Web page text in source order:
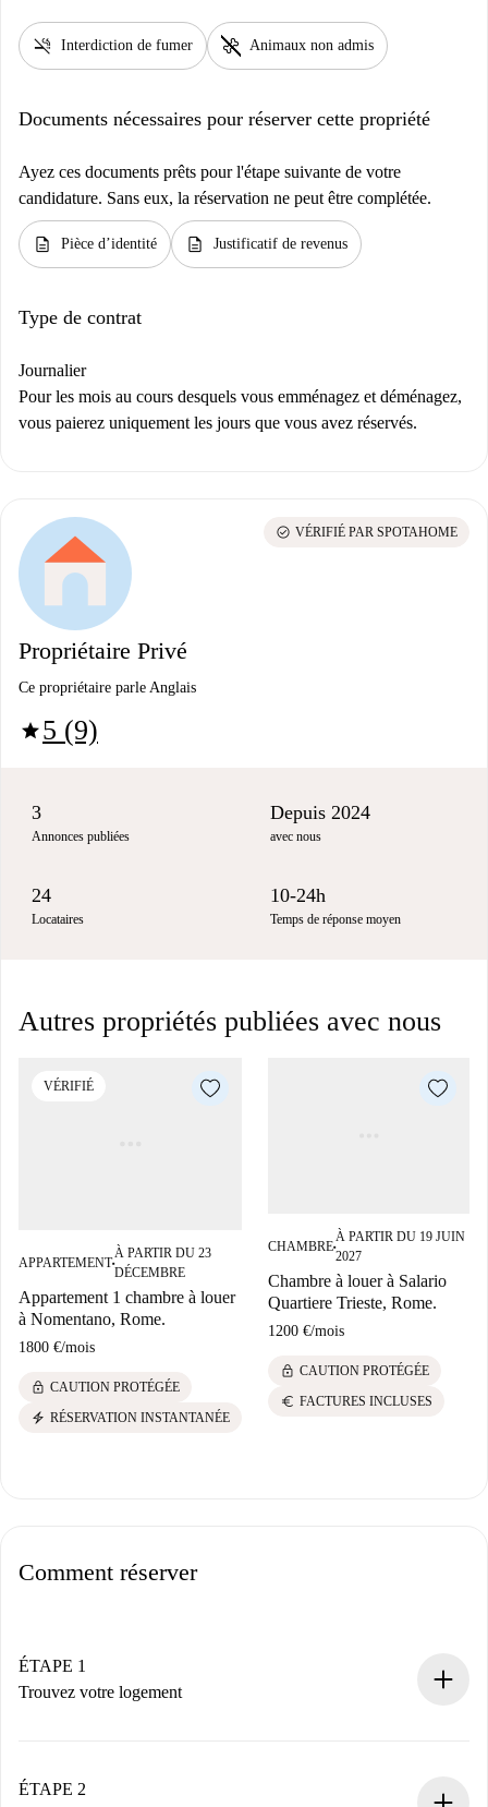
smoke_free Interdiction de fumer pet_supplies Animaux non admis
Documents nécessaires pour réserver cette propriété
Ayez ces documents prêts pour l'étape suivante de votre
candidature. Sans eux, la réservation ne peut être complétée.
description Pièce d’identité description Justificatif de revenus
Type de contrat
Journalier
Pour les mois au cours desquels vous emménagez et déménagez,
vous paierez uniquement les jours que vous avez réservés.
Propriétaire Privé
Ce propriétaire parle Anglais
star5 (9)
check_circle VÉRIFIÉ PAR SPOTAHOME
3
Annonces publiées
Depuis 2024
avec nous
24
Locataires
10-24h
Temps de réponse moyen
Autres propriétés publiées avec nous
VÉRIFIÉ
APPARTEMENT■
À PARTIR DU 23
DÉCEMBRE
Appartement 1 chambre à louer
à Nomentano, Rome.
1800 €/mois
lock CAUTION PROTÉGÉE
electric_bolt RÉSERVATION INSTANTANÉE
CHAMBRE■
À PARTIR DU 19 JUIN
2027
Chambre à louer à Salario
Quartiere Trieste, Rome.
1200 €/mois
lock CAUTION PROTÉGÉE
euro FACTURES INCLUSES
Comment réserver
ÉTAPE 1
Trouvez votre logement
Vous disposez à l’avance de toutes les informations
ÉTAPE 2